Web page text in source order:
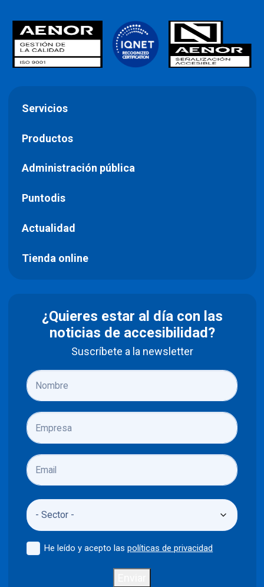
Servicios
Productos
Administración pública
Puntodis
Actualidad
Tienda online
¿Quieres estar al día con las
noticias de accesibilidad?
Suscríbete a la newsletter
He leído y acepto laspolíticas de privacidad